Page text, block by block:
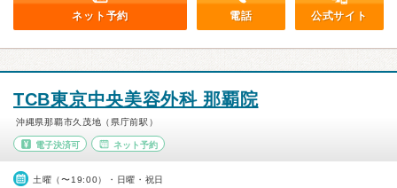
ネット予約 電話 公式サイト
TCB東京中央美容外科 那覇院
沖縄県那覇市久茂地（県庁前駅）
電子決済可 ネット予約
土曜（〜19:00）・日曜・祝日